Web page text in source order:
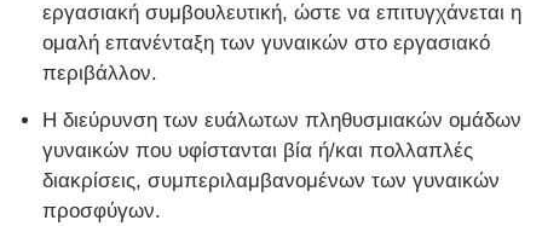
εργασιακή συμβουλευτική, ώστε να επιτυγχάνεται η
ομαλή επανένταξη των γυναικών στο εργασιακό
περιβάλλον.
Η διεύρυνση των ευάλωτων πληθυσμιακών ομάδων
γυναικών που υφίστανται βία ή/και πολλαπλές
διακρίσεις, συμπεριλαμβανομένων των γυναικών
προσφύγων.